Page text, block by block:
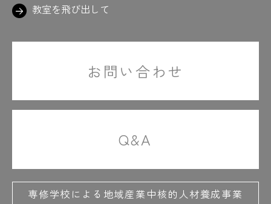
教室を飛び出して
お問い合わせ
Q&A
専修学校による地域産業中核的人材養成事業